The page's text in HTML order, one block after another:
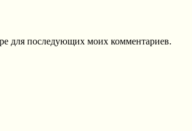
для последующих моих комментариев.